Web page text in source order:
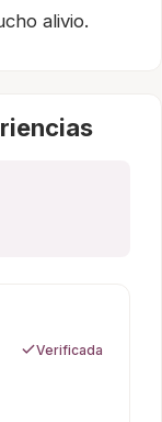
alivio.
Verificada